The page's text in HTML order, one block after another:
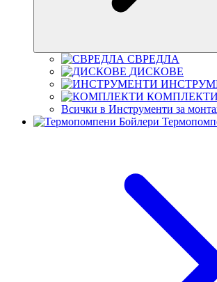
СВРЕДЛА
ДИСКОВЕ
КОМПЛЕКТИ
Всички в Инструменти за